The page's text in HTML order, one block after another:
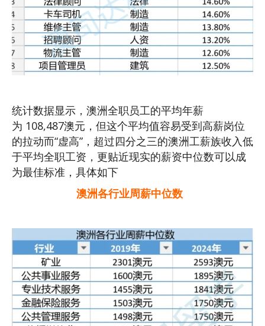
统计数据显示，澳洲全职员工的平均年薪
为 108,487澳元，但这个平均值容易受到高薪岗位
的拉动而“虚高”，超过四分之三的澳洲工薪族收入低
于平均全职工资，更贴近现实的薪资中位数可以成
为最佳标准，具体如下
澳洲各行业周薪中位数